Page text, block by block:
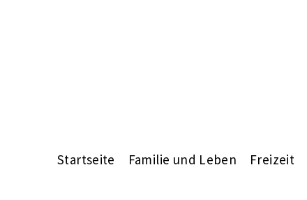
Startseite Familie und Leben Freizeit